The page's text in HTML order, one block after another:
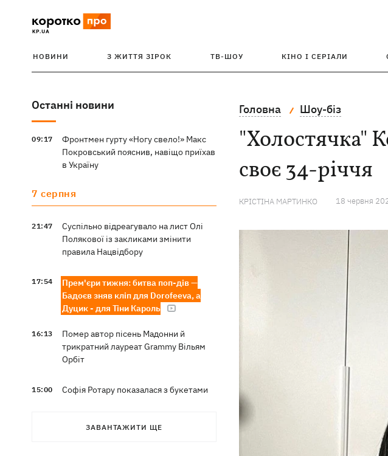
НОВИНИ З ЖИТТЯ ЗІРОК ТВ-ШОУ КІНО І СЕРІАЛИ
Останні новини
09:17
Фронтмен гурту «Ногу свело!» Макс
Покровський пояснив, навіщо приїхав
в Україну
7 серпня
21:47
Суспільно відреагувало на лист Олі
Полякової із закликами змінити
правила Нацвідбору
17:54
Прем'єри тижня: битва поп-дів —
Бадоєв зняв кліп для Dorofeeva, а
Дуцик - для Тіни Кароль
16:13
Помер автор пісень Мадонни й
трикратний лауреат Grammy Вільям
Орбіт
15:00
Софія Ротару показалася з букетами
Наталка Денисенко стала
ЗАВАНТАЖИТИ ЩЕ
Головна Шоу-біз
"Холостячка"
своє 34-річчя
КРІСТІНА МАРТИНКО 18 червня